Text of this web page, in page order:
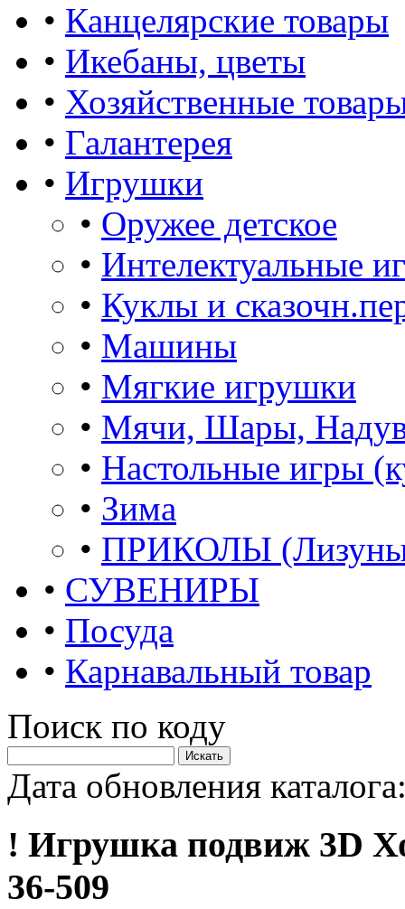
• Канцелярские товары
• Икебаны, цветы
• Хозяйственные
• Галантерея
• Игрушки
• Оружее детское
• Интелектуальные
• Куклы и
• Машины
• Мягкие игрушки
• Мячи, Шары,
• Настольные игры
• Зима
• ПРИКОЛЫ
• СУВЕНИРЫ
• Посуда
• Карнавальный товар
Поиск по коду
Дата обновления
! Игрушка подвиж 3D
36-509